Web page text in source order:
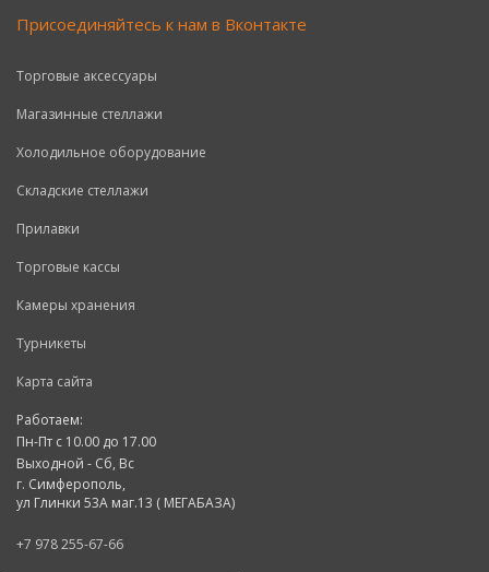
Присоединяйтесь к нам в Вконтакте
Торговые аксессуары
Магазинные стеллажи
Холодильное оборудование
Складские стеллажи
Прилавки
Торговые кассы
Камеры хранения
Турникеты
Карта сайта
Работаем:
Пн-Пт с 10.00 до 17.00
Выходной - Сб, Вс
г. Симферополь,
ул Глинки 53А маг.13 ( МЕГАБАЗА)
+7 978 255-67-66